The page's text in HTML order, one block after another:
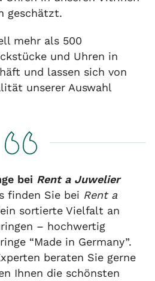
geschätzt.
mehr als 500
und Uhren in
und lassen sich von
unserer Auswahl
bei Rent a Juwelier
finden Sie bei Rent a
sortierte Vielfalt an
– hochwertig
“Made in Germany”.
beraten Sie gerne
Ihnen die schönsten